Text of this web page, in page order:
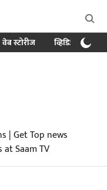
वेब स्टोरीज व्हिडिओ
| Get Top news
Saam TV